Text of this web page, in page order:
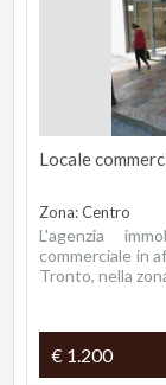
Locale
Zona: Centro
L'agenzia
commerciale in
Tronto, nella
€ 1.200